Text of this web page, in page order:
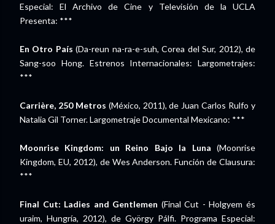
Especial: El Archivo de Cine y Televisión de la UCLA
Presenta: ***
En Otro País (Da-reun na-ra-e-suh, Corea del Sur, 2012), de
Sang-soo Hong. Estrenos Internacionales: Largometrajes:
***
Carrière, 250 Metros (México, 2011), de Juan Carlos Rulfo y
Natalia Gil Torner. Largometraje Documental Mexicano: ***
Moonrise Kingdom: un Reino Bajo la Luna (Moonrise
Kingdom, EU, 2012), de Wes Anderson. Función de Clausura:
***
Final Cut: Ladies and Gentlemen (Final Cut - Holgyem és
uraim, Hungría, 2012), de György Pálfi. Programa Especial: